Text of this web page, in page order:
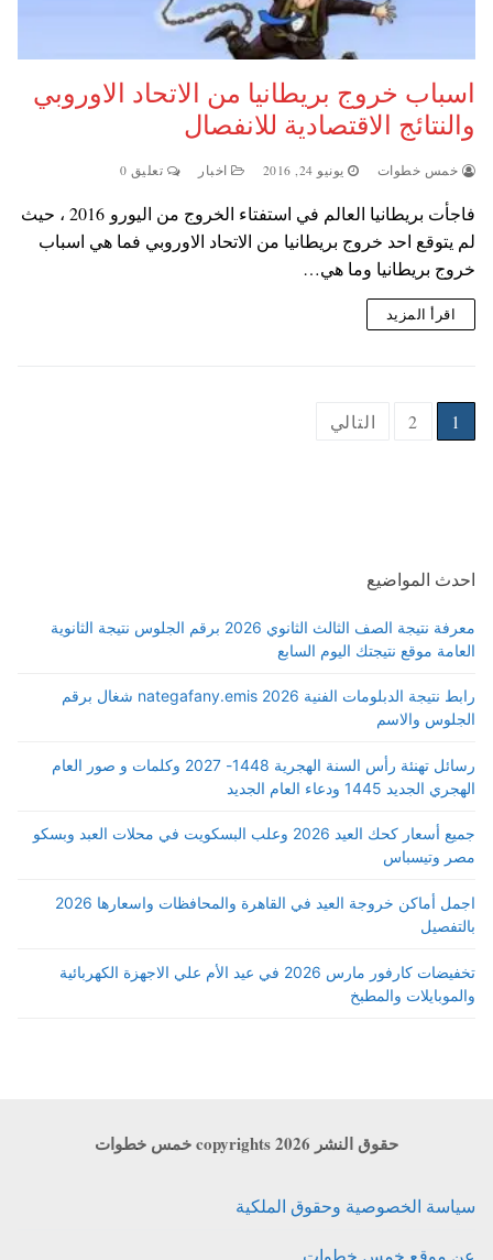
اسباب خروج بريطانيا من الاتحاد الاوروبي
والنتائج الاقتصادية للانفصال
خمس خطوات يونيو 24, 2016 اخبار تعليق 0
فاجأت بريطانيا العالم في استفتاء الخروج من اليورو 2016 ، حيث
لم يتوقع احد خروج بريطانيا من الاتحاد الاوروبي فما هي اسباب
خروج بريطانيا وما هي…
اقرأ المزيد
Posts
1
2 التالي
احدث المواضيع
معرفة نتيجة الصف الثالث الثانوي 2026 برقم الجلوس نتيجة الثانوية
العامة موقع نتيجتك اليوم السابع
رابط نتيجة الدبلومات الفنية 2026 nategafany.emis شغال برقم
الجلوس والاسم
رسائل تهنئة رأس السنة الهجرية 1448- 2027 وكلمات و صور العام
الهجري الجديد 1445 ودعاء العام الجديد
جميع أسعار كحك العيد 2026 وعلب البسكويت في محلات العبد وبسكو
مصر وتيسباس
اجمل أماكن خروجة العيد في القاهرة والمحافظات واسعارها 2026
بالتفصيل
تخفيضات كارفور مارس 2026 في عيد الأم علي الاجهزة الكهربائية
والموبايلات والمطبخ
حقوق النشر copyrights 2026 خمس خطوات
سياسة الخصوصية وحقوق الملكية
عن موقع خمس خطوات